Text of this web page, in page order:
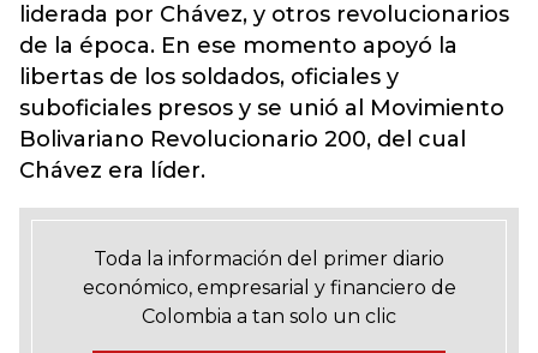
liderada por Chávez, y otros revolucionarios
de la época. En ese momento apoyó la
libertas de los soldados, oficiales y
suboficiales presos y se unió al Movimiento
Bolivariano Revolucionario 200, del cual
Chávez era líder.
Toda la información del primer diario
económico, empresarial y financiero de
Colombia a tan solo un clic